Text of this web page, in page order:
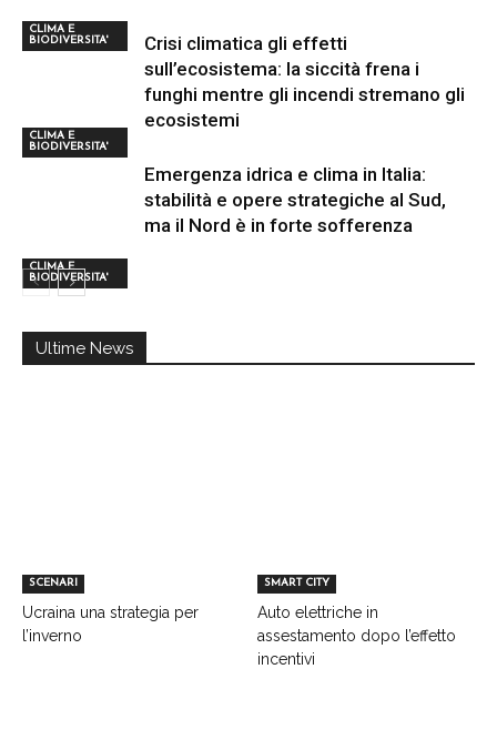
CLIMA E
BIODIVERSITA'
CLIMA E
BIODIVERSITA'
Crisi climatica gli effetti
sull’ecosistema: la siccità frena i
funghi mentre gli incendi stremano gli
ecosistemi
CLIMA E
BIODIVERSITA'
Emergenza idrica e clima in Italia:
stabilità e opere strategiche al Sud,
ma il Nord è in forte sofferenza
Ultime News
SCENARI
Ucraina una strategia per
l’inverno
SMART CITY
Auto elettriche in
assestamento dopo l’effetto
incentivi